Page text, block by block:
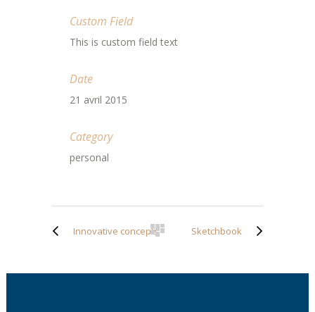
Custom Field
This is custom field text
Date
21 avril 2015
Category
personal
Innovative concepts Sketchbook